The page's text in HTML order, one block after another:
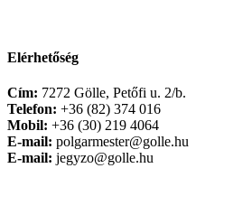
Elérhetőség
Cím: 7272 Gölle, Petőfi u. 2/b.
Telefon: +36 (82) 374 016
Mobil: +36 (30) 219 4064
E-mail: polgarmester@golle.hu
E-mail: jegyzo@golle.hu